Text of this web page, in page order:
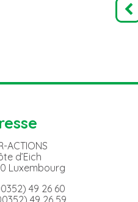
ACTIONS
d’Eich
Luxembourg
49 26 60
49 26 59